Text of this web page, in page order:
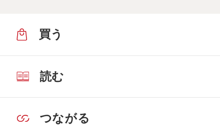
買う
読む
つながる